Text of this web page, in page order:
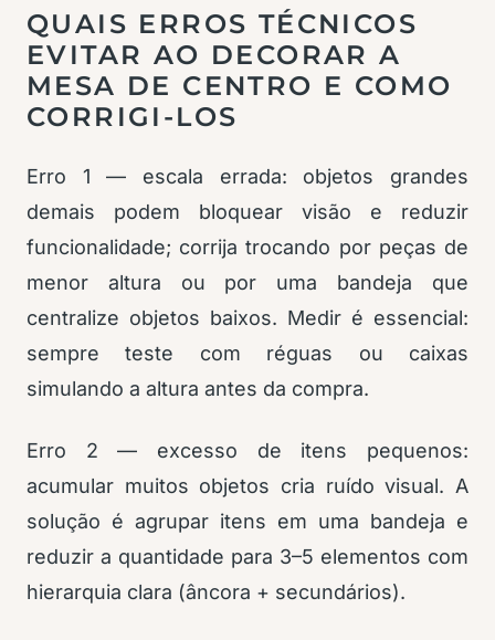
QUAIS ERROS TÉCNICOS
EVITAR AO DECORAR A
MESA DE CENTRO E COMO
CORRIGI-LOS
Erro 1 — escala errada: objetos grandes
demais podem bloquear visão e reduzir
funcionalidade; corrija trocando por peças de
menor altura ou por uma bandeja que
centralize objetos baixos. Medir é essencial:
sempre teste com réguas ou caixas
simulando a altura antes da compra.
Erro 2 — excesso de itens pequenos:
acumular muitos objetos cria ruído visual. A
solução é agrupar itens em uma bandeja e
reduzir a quantidade para 3–5 elementos com
hierarquia clara (âncora + secundários).